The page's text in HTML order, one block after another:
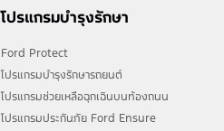
โปรแกรมบำรุงรักษา
Ford Protect
โปรแกรมบำรุงรักษารถยนต์
โปรแกรมช่วยเหลือฉุกเฉินบนท้องถนน
โปรแกรมประกันภัย Ford Ensure